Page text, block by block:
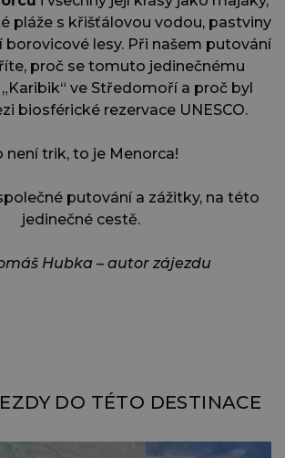
pláže s křišťálovou vodou, pastviny
borovicové lesy. Při našem putování
proč se tomuto jedinečnému
ve Středomoří a proč byl
biosférické rezervace UNESCO.
není trik, to je Menorca!
putování a zážitky, na této
jedinečné cestě.
Hubka – autor zájezdu
DO TÉTO DESTINACE